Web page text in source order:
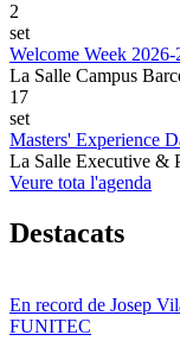
2
set
Welcome Week 2026-
La Salle Campus
17
set
Masters' Experience
La Salle Executive &
Veure tota l'agenda
Destacats
En record de Josep
FUNITEC